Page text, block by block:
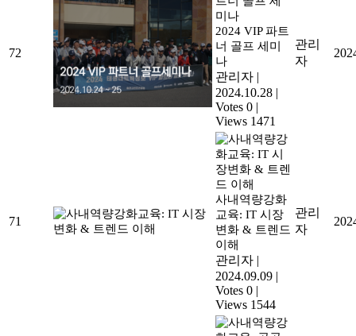
72
2024 VIP 파트
너 골프 세미
나
관리자 |
2024.10.28 |
Votes 0 |
Views 1471
관리
자
71
사내역량강화
교육: IT 시장
변화 & 트렌드
이해
관리자 |
2024.09.09 |
Votes 0 |
Views 1544
관리
자